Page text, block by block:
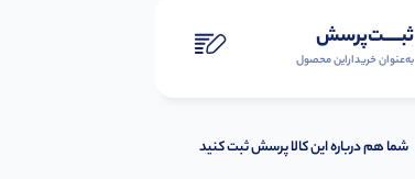
ثبـــــت‌پرسش
به‌عنوان ‌خریدار‌این‌ محصول
شما هم درباره این کالا پرسش ثبت کنید